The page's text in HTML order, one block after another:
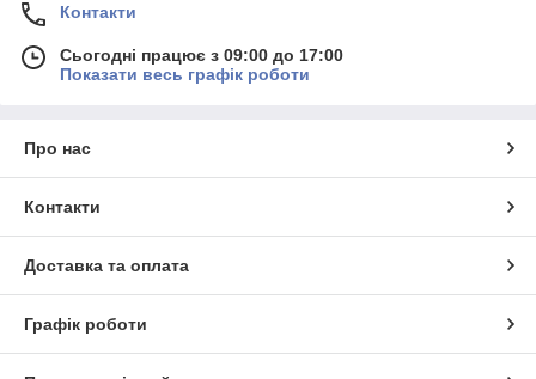
Контакти
Сьогодні працює з 09:00 до 17:00
Показати весь графік роботи
Про нас
Контакти
Доставка та оплата
Графік роботи